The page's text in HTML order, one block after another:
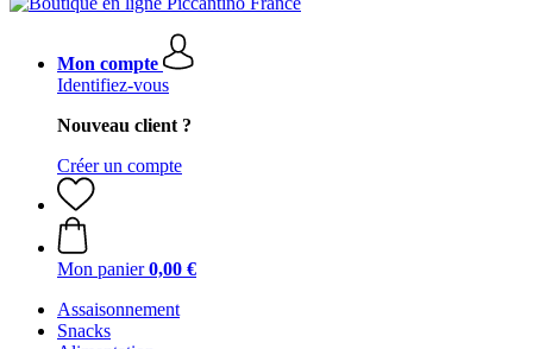
Mon compte
Identifiez-vous
Nouveau client ?
Créer un compte
Mon panier 0,00 €
Assaisonnement
Snacks